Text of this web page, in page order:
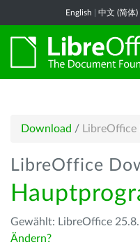
English 中文 (简体)
Download / LibreOffice
LibreOffice
Gewählt: LibreOffice
Ändern?